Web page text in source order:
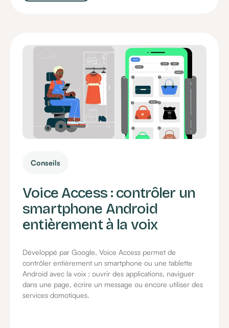
Conseils
Voice Access : contrôler un
smartphone Android
entièrement à la voix
Développé par Google, Voice Access permet de
contrôler entièrement un smartphone ou une tablette
Android avec la voix : ouvrir des applications, naviguer
dans une page, écrire un message ou encore utiliser des
services domotiques.